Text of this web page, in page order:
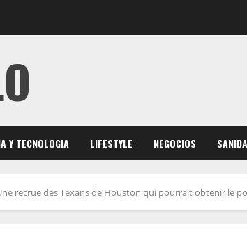
Y TECNOLOGIA LIFESTYLE NEGOCIOS
recrue des Texans de Houston qui pourrait obtenir le